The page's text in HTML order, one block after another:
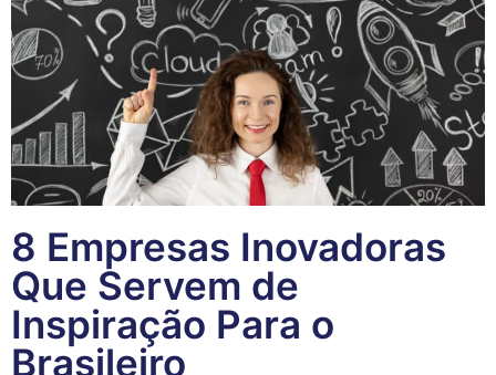
8 Empresas Inovadoras
Que Servem de
Inspiração Para o
Brasileiro